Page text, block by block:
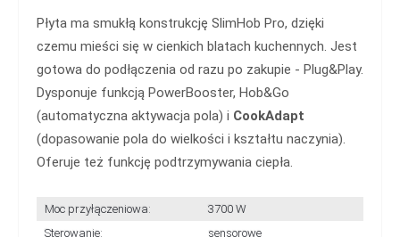
Płyta ma smukłą konstrukcję SlimHob Pro, dzięki
czemu mieści się w cienkich blatach kuchennych. Jest
gotowa do podłączenia od razu po zakupie - Plug&Play.
Dysponuje funkcją PowerBooster, Hob&Go
(automatyczna aktywacja pola) i CookAdapt
(dopasowanie pola do wielkości i kształtu naczynia).
Oferuje też funkcję podtrzymywania ciepła.
Moc przyłączeniowa:
3700 W
Sterowanie:
sensorowe